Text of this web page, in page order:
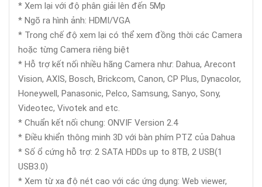
* Xem lại với độ phân giải lên đến 5Mp
* Ngõ ra hình ảnh: HDMI/VGA
* Trong chế độ xem lại có thể xem đồng thời các Camera
hoặc từng Camera riêng biệt
* Hỗ trợ kết nối nhiều hãng Camera như: Dahua, Arecont
Vision, AXIS, Bosch, Brickcom, Canon, CP Plus, Dynacolor,
Honeywell, Panasonic, Pelco, Samsung, Sanyo, Sony,
Videotec, Vivotek and etc.
* Chuẩn kết nối chung: ONVIF Version 2.4
* Điều khiển thông minh 3D với bàn phím PTZ của Dahua
* Số ổ cứng hỗ trợ: 2 SATA HDDs up to 8TB, 2 USB(1
USB3.0)
* Xem từ xa độ nét cao với các ứng dụng: Web viewer,